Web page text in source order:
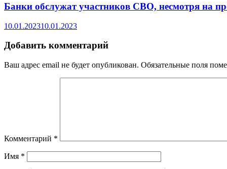
Банки обслужат участников СВО, несмотря на
10.01.202310.01.2023
Добавить комментарий
Ваш адрес email не будет опубликован. Обязательные поля
Комментарий *
Имя *